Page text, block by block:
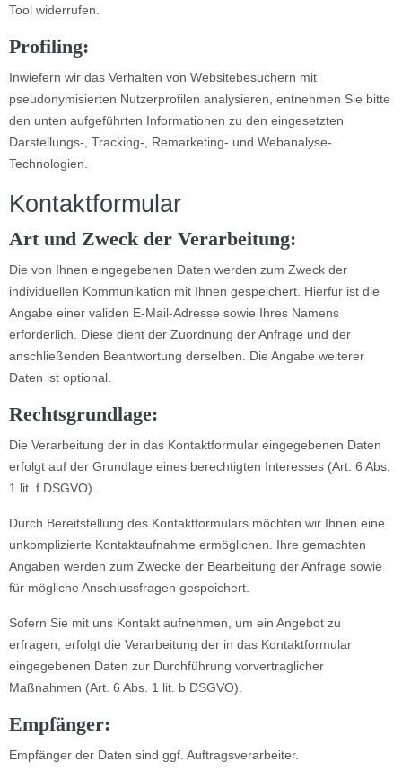
Tool widerrufen.
Profiling:
Inwiefern wir das Verhalten von Websitebesuchern mit
pseudonymisierten Nutzerprofilen analysieren, entnehmen Sie bitte
den unten aufgeführten Informationen zu den eingesetzten
Darstellungs-, Tracking-, Remarketing- und Webanalyse-
Technologien.
Kontaktformular
Art und Zweck der Verarbeitung:
Die von Ihnen eingegebenen Daten werden zum Zweck der
individuellen Kommunikation mit Ihnen gespeichert. Hierfür ist die
Angabe einer validen E-Mail-Adresse sowie Ihres Namens
erforderlich. Diese dient der Zuordnung der Anfrage und der
anschließenden Beantwortung derselben. Die Angabe weiterer
Daten ist optional.
Rechtsgrundlage:
Die Verarbeitung der in das Kontaktformular eingegebenen Daten
erfolgt auf der Grundlage eines berechtigten Interesses (Art. 6 Abs.
1 lit. f DSGVO).
Durch Bereitstellung des Kontaktformulars möchten wir Ihnen eine
unkomplizierte Kontaktaufnahme ermöglichen. Ihre gemachten
Angaben werden zum Zwecke der Bearbeitung der Anfrage sowie
für mögliche Anschlussfragen gespeichert.
Sofern Sie mit uns Kontakt aufnehmen, um ein Angebot zu
erfragen, erfolgt die Verarbeitung der in das Kontaktformular
eingegebenen Daten zur Durchführung vorvertraglicher
Maßnahmen (Art. 6 Abs. 1 lit. b DSGVO).
Empfänger:
Empfänger der Daten sind ggf. Auftragsverarbeiter.